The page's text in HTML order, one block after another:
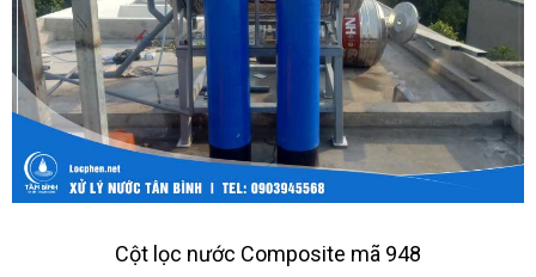
Cột lọc nước Composite mã 948